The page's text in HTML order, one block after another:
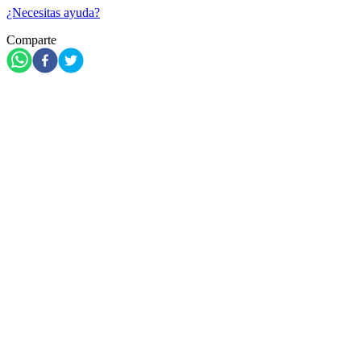
¿Necesitas ayuda?
Comparte